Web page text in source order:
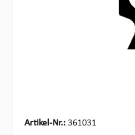
Artikel-Nr.: 361031